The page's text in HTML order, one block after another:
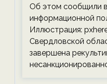
Об этом сообщили
информационной
Иллюстрация:
Свердловской
завершена